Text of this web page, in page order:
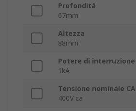
Profondità
67mm
Altezza
88mm
Potere di interruzione
1kA
Tensione nominale CA
400V ca